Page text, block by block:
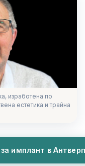
изработена по
естетика и трайна
имплант в